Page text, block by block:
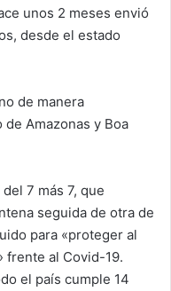
unos 2 meses envió
desde el estado
de manera
Amazonas y Boa
7 más 7, que
seguida de otra de
para «proteger al
frente al Covid-19.
el país cumple 14